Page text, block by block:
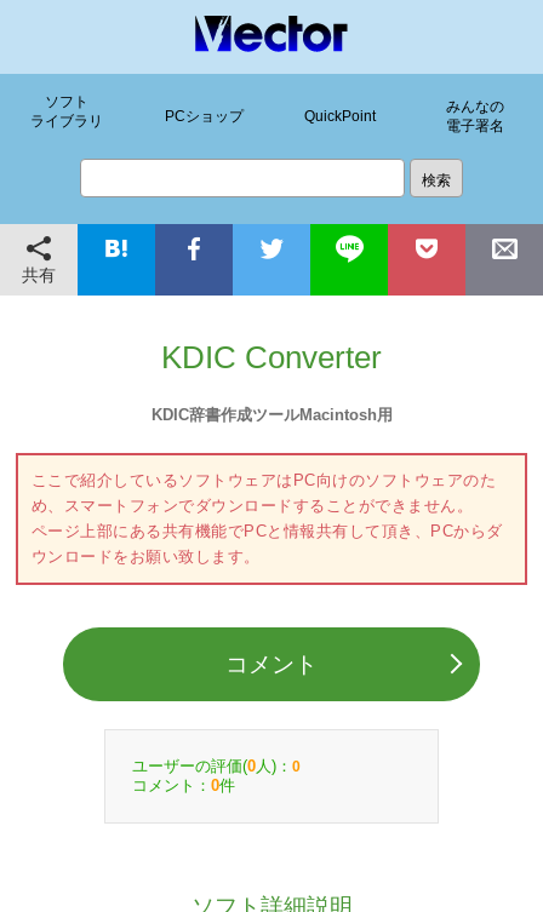
ソフト
ライブラリ
PCショップ QuickPoint
みんなの
電子署名
共有
KDIC Converter
KDIC辞書作成ツールMacintosh用
ここで紹介しているソフトウェアはPC向けのソフトウェアのた
め、スマートフォンでダウンロードすることができません。
ページ上部にある共有機能でPCと情報共有して頂き、PCからダ
ウンロードをお願い致します。
コメント
ユーザーの評価(0 人)： 0
コメント： 0件
ソフト詳細説明